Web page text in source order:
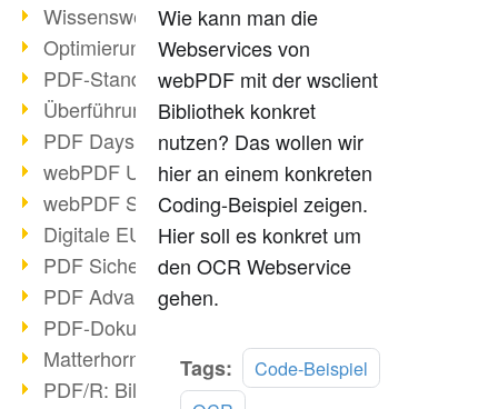
Wissenswertes über E-Signatur
Optimierung des PDF-Formats
PDF-Standards im Überblick
Überführung PDF/A in Archivsystem
PDF Days Europe 2021
webPDF Update 8.0.0.2282
webPDF Statistik-Auswertungen
Digitale EU COVID-Zertifikate
PDF Sicherheitseinstellungen
PDF Advanced Electronic Signature
PDF-Dokumente neu organisieren
Matterhorn Protokoll 1.1 verfügbar
PDF/R: Bildformat der Zukunft
Wie kann man die
Webservices von
webPDF mit der wsclient
Bibliothek konkret
nutzen? Das wollen wir
hier an einem konkreten
Coding-Beispiel zeigen.
Hier soll es konkret um
den OCR Webservice
gehen.
Tags:
Code-Beispiel